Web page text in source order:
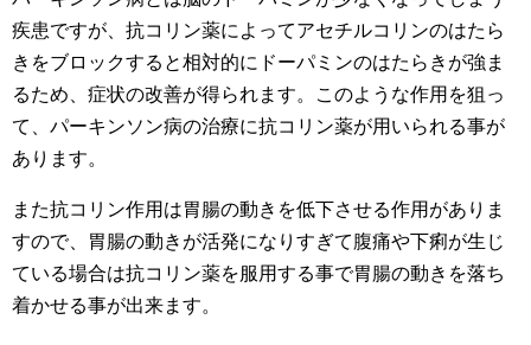
疾患ですが、抗コリン薬によってアセチルコリンのはたら
きをブロックすると相対的にドーパミンのはたらきが強ま
るため、症状の改善が得られます。このような作用を狙っ
て、パーキンソン病の治療に抗コリン薬が用いられる事が
あります。
また抗コリン作用は胃腸の動きを低下させる作用がありま
すので、胃腸の動きが活発になりすぎて腹痛や下痢が生じ
ている場合は抗コリン薬を服用する事で胃腸の動きを落ち
着かせる事が出来ます。